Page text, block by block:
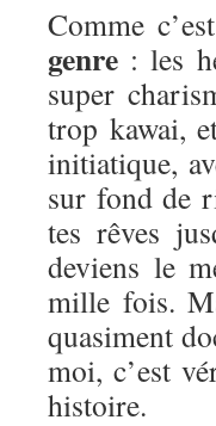
Comme
genre : les
super
trop kawai,
initiatique,
sur fond de
tes rêves
deviens le
mille fois.
quasiment
moi, c’est
histoire.